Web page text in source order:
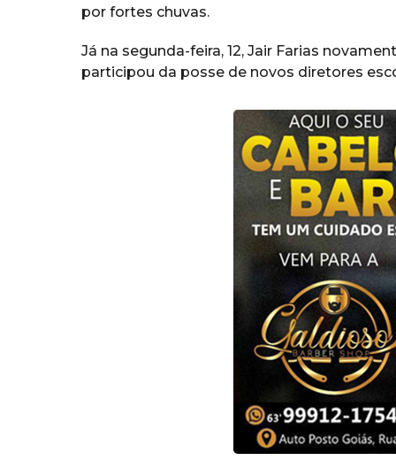
por fortes chuvas.
Já na segunda-feira, 12, Jair Farias
participou da posse de novos diretores